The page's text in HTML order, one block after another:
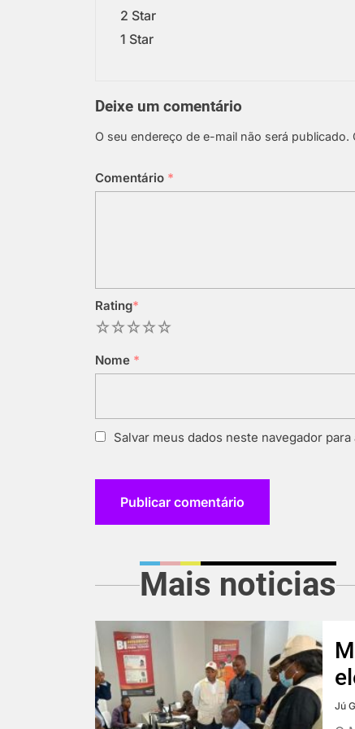
2 Star
1 Star
Deixe um comentário
O seu endereço de e-mail não será publicado.
Comentário *
Rating*
5
4
3
2
Nome *
Salvar meus dados neste navegador
Mais noticias
Jú